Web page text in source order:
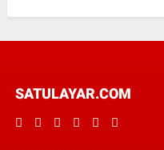
SATULAYAR.COM